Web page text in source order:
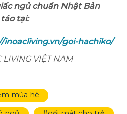
ngủ chuẩn Nhật Bản
tại:
inoacliving.vn/goi-hachiko/
LIVING VIỆT NAM
mùa hè